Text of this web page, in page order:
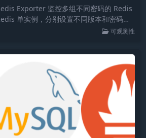
Exporter 监控多组不同密码的 Redis
单实例，分别设置不同版本和密码，
部署和启动。此举解决了 Redis 缺乏 Rol
可观测性